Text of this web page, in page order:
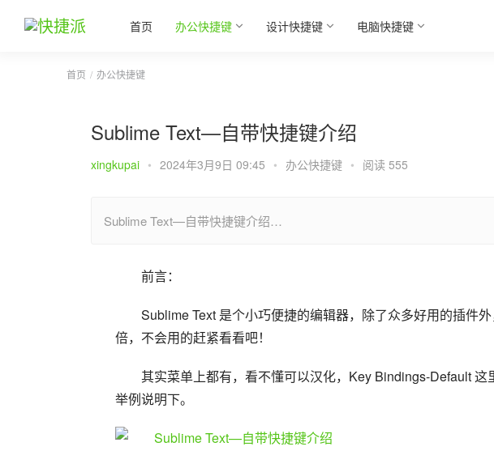
首页 办公快捷键 设计快捷键 电脑快捷键
首页 办公快捷键
Sublime Text—自带快捷键介绍
xingkupai • 2024年3月9日 09:45 • 办公快捷键 • 阅读 555
Sublime Text—自带快捷键介绍…
前言：
Sublime Text 是个小巧便捷的编辑器，除了众多好用的插件
倍，不会用的赶紧看看吧！
其实菜单上都有，看不懂可以汉化，Key Bindings-Default
举例说明下。